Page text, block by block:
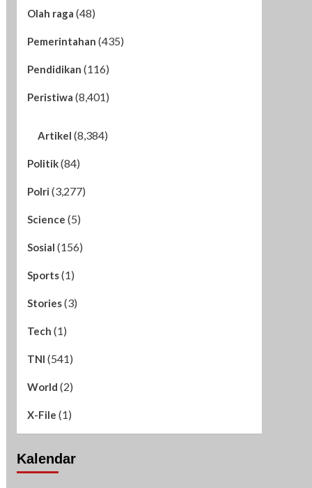
Olah raga (48)
Pemerintahan (435)
Pendidikan (116)
Peristiwa (8,401)
Artikel (8,384)
Politik(84)
Polri (3,277)
Science (5)
Sosial (156)
Sports(1)
Stories(3)
Tech (1)
TNI (541)
World (2)
X-File (1)
Kalendar